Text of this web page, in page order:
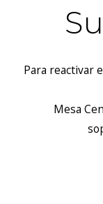
Para reactivar
Mesa